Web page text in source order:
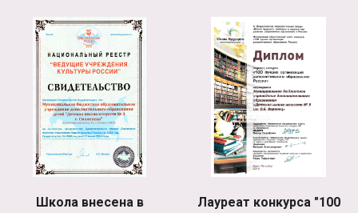
Школа внесена в
Лауреат конкурса "100